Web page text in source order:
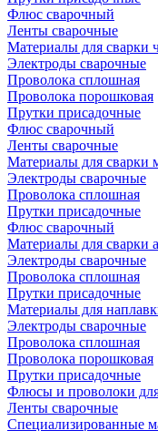
Флюс сварочный
Ленты сварочные
Материалы для сварки
Электроды сварочные
Проволока сплошная
Проволока порошковая
Прутки присадочные
Флюс сварочный
Ленты сварочные
Материалы для сварки
Электроды сварочные
Проволока сплошная
Прутки присадочные
Флюс сварочный
Материалы для сварки
Электроды сварочные
Проволока сплошная
Прутки присадочные
Материалы для
Электроды сварочные
Проволока сплошная
Проволока порошковая
Прутки присадочные
Флюсы и проволоки
Ленты сварочные
Специализированные